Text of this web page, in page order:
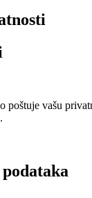
poštuje vašu